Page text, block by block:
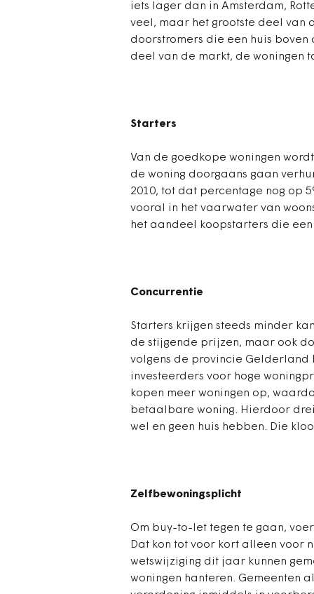
iets lager dan in Amsterdam,
veel, maar het grootste deel van
doorstromers die een huis boven
deel van de markt, de woningen
Starters
Van de goedkope woningen
de woning doorgaans gaan
2010, tot dat percentage nog op
vooral in het vaarwater van
het aandeel koopstarters die
Concurrentie
Starters krijgen steeds minder
de stijgende prijzen, maar ook
volgens de provincie
investeerders voor hoge
kopen meer woningen op,
betaalbare woning. Hierdoor
wel en geen huis hebben. Die
Zelfbewoningsplicht
Om buy-to-let tegen te gaan,
Dat kon tot voor kort alleen voor
wetswijziging dit jaar kunnen
woningen hanteren. Gemeenten